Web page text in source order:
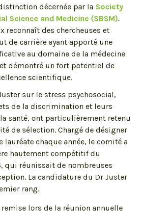
décernée par la Society
Science and Medicine (SBSM).
reconnaît des chercheuses et
de carrière ayant apporté une
au domaine de la médecine
démontré un fort potentiel de
scientifique.
sur le stress psychosocial,
de la discrimination et leurs
santé, ont particulièrement retenu
de sélection. Chargé de désigner
lauréate chaque année, le comité a
hautement compétitif du
qui réunissait de nombreuses
La candidature du Dr Juster
rang.
lors de la réunion annuelle